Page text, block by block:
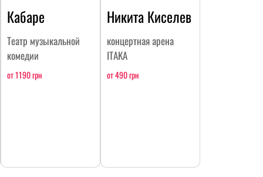
Кабаре
Театр музыкальной
комедии
от 1190 грн
Никита Киселев
концертная арена
ITAKA
от 490 грн